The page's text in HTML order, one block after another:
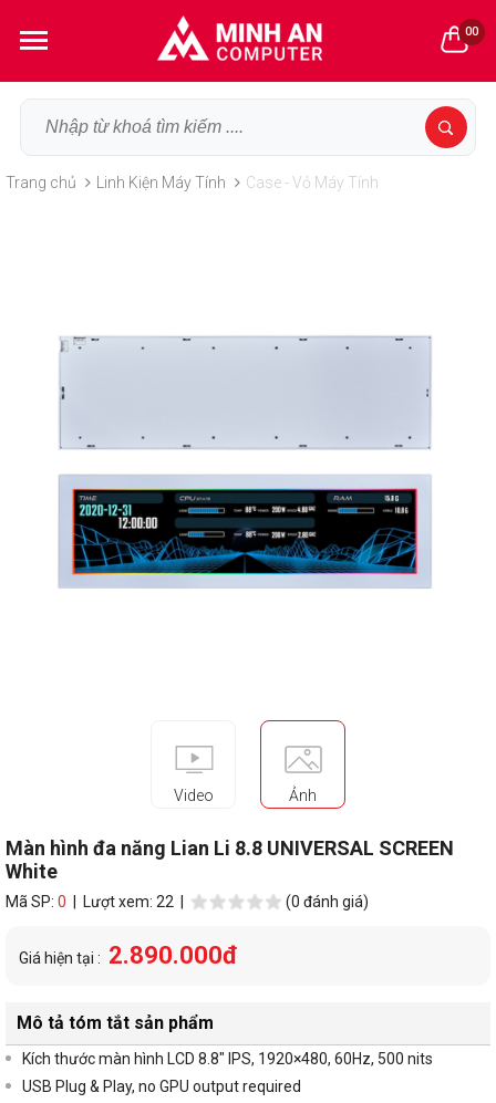
00
Trang chủ Linh Kiện Máy Tính Case - Vỏ Máy Tính
Video Ảnh
Màn hình đa năng Lian Li 8.8 UNIVERSAL SCREEN
White
Mã SP: 0 | Lượt xem: 22 | (0 đánh giá)
Giá hiện tại : 2.890.000đ
Mô tả tóm tắt sản phẩm
Kích thước màn hình LCD 8.8″ IPS, 1920×480, 60Hz, 500 nits
USB Plug & Play, no GPU output required